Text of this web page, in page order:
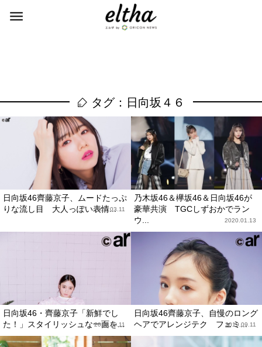
タグ：日向坂４６
日向坂46齊藤京子、ムードたっぷ
りな流し目 大人っぽい表情...
2020.03.11
乃木坂46＆欅坂46＆日向坂46が
豪華共演 TGCしずおかでラン
ウ...
2020.01.13
日向坂46・齊藤京子「新鮮でし
た！」スタイリッシュな一面を...
2019.10.11
日向坂46齊藤京子、自慢のロング
ヘアでアレンジテク フェミ...
2019.09.11